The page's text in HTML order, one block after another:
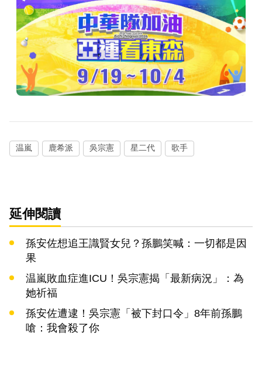
温嵐 鹿希派 吳宗憲 星二代 歌手
延伸閱讀
孫安佐想追王識賢女兒？孫鵬笑喊：一切都是因
果
温嵐敗血症進ICU！吳宗憲揭「最新病況」：為
她祈福
孫安佐遭逮！吳宗憲「被下封口令」8年前孫鵬
嗆：我會殺了你